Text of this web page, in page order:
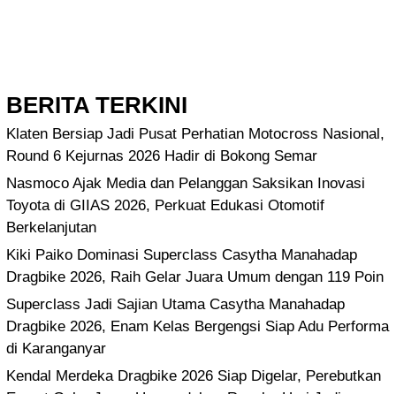
BERITA TERKINI
Klaten Bersiap Jadi Pusat Perhatian Motocross Nasional,
Round 6 Kejurnas 2026 Hadir di Bokong Semar
Nasmoco Ajak Media dan Pelanggan Saksikan Inovasi
Toyota di GIIAS 2026, Perkuat Edukasi Otomotif
Berkelanjutan
Kiki Paiko Dominasi Superclass Casytha Manahadap
Dragbike 2026, Raih Gelar Juara Umum dengan 119 Poin
Superclass Jadi Sajian Utama Casytha Manahadap
Dragbike 2026, Enam Kelas Bergengsi Siap Adu Performa
di Karanganyar
Kendal Merdeka Dragbike 2026 Siap Digelar, Perebutkan